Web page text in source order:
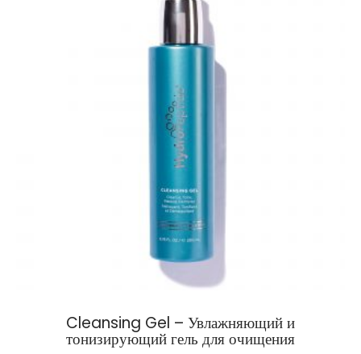
Cleansing Gel – Увлажняющий и
тонизирующий гель для очищения